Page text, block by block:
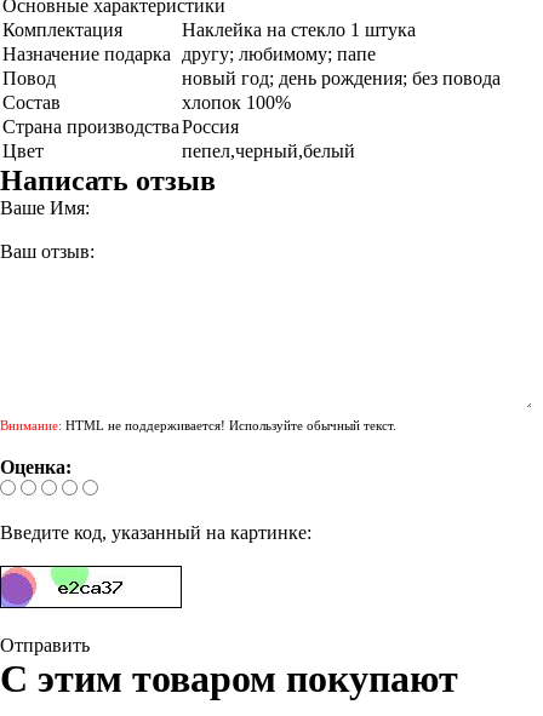
Основные характеристики
Комплектация
Наклейка на стекло 1 штука
Назначение подарка
другу; любимому; папе
Повод
новый год; день рождения; без повода
Состав
хлопок 100%
Страна производстваРоссия
Цвет
пепел,черный,белый
Написать отзыв
Ваше Имя:
Ваш отзыв:
Внимание: HTML не поддерживается! Используйте обычный текст.
Оценка:
Введите код, указанный на картинке:
Отправить
С этим товаром покупают